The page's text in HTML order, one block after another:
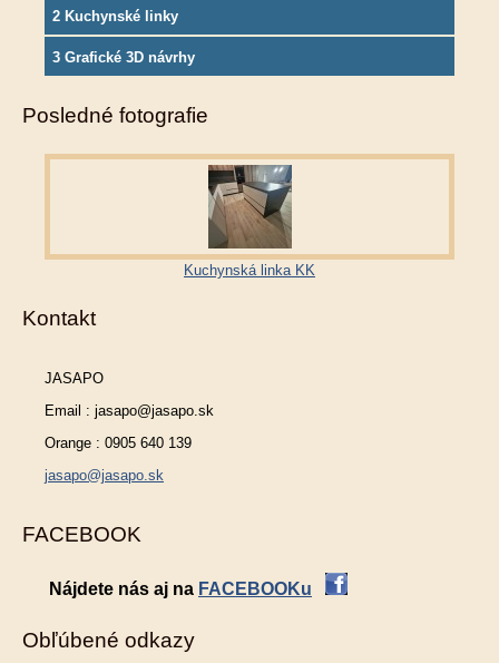
2 Kuchynské linky
3 Grafické 3D návrhy
Posledné fotografie
Kuchynská linka KK
Kontakt
JASAPO
Email : jasapo@jasapo.sk
Orange : 0905 640 139
jasapo@jasapo.sk
FACEBOOK
Nájdete nás aj na FACEBOOKu
Obľúbené odkazy